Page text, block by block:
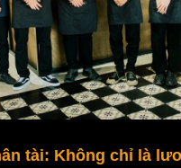
tài: Không chỉ là